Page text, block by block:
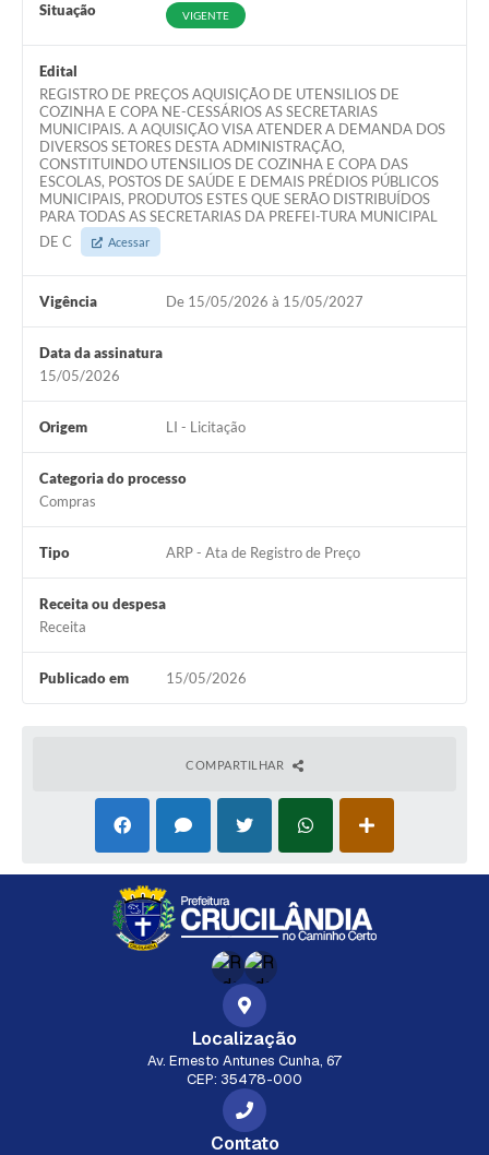
Situação VIGENTE
Edital
REGISTRO DE PREÇOS AQUISIÇÃO DE UTENSILIOS DE
COZINHA E COPA NE-CESSÁRIOS AS SECRETARIAS
MUNICIPAIS. A AQUISIÇÃO VISA ATENDER A DEMANDA DOS
DIVERSOS SETORES DESTA ADMINISTRAÇÃO,
CONSTITUINDO UTENSILIOS DE COZINHA E COPA DAS
ESCOLAS, POSTOS DE SAÚDE E DEMAIS PRÉDIOS PÚBLICOS
MUNICIPAIS, PRODUTOS ESTES QUE SERÃO DISTRIBUÍDOS
PARA TODAS AS SECRETARIAS DA PREFEI-TURA MUNICIPAL
DE C
Acessar
Vigência De 15/05/2026 à 15/05/2027
Data da assinatura
15/05/2026
Origem LI - Licitação
Categoria do processo
Compras
Tipo ARP - Ata de Registro de Preço
Receita ou despesa
Receita
Publicado em 15/05/2026
COMPARTILHAR
Localização
Av. Ernesto Antunes Cunha, 67
CEP: 35478-000
Contato